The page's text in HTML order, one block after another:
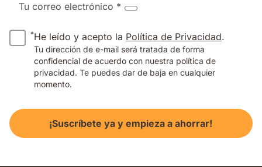
Tu correo electrónico *
*He leído y acepto la Política de Privacidad.
Tu dirección de e-mail será tratada de forma
confidencial de acuerdo con nuestra política de
privacidad. Te puedes dar de baja en cualquier
momento.
¡Suscríbete ya y empieza a ahorrar!